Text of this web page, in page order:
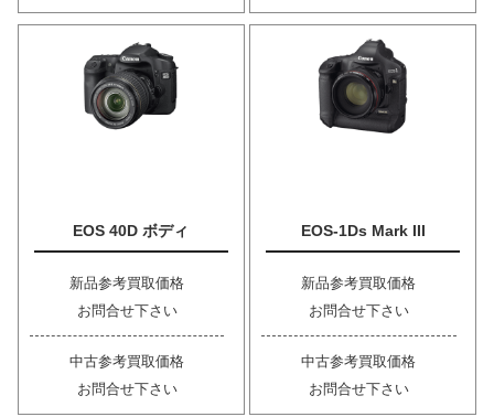
EOS 40D ボディ
新品参考買取価格
お問合せ下さい
中古参考買取価格
お問合せ下さい
EOS-1Ds Mark III
新品参考買取価格
お問合せ下さい
中古参考買取価格
お問合せ下さい